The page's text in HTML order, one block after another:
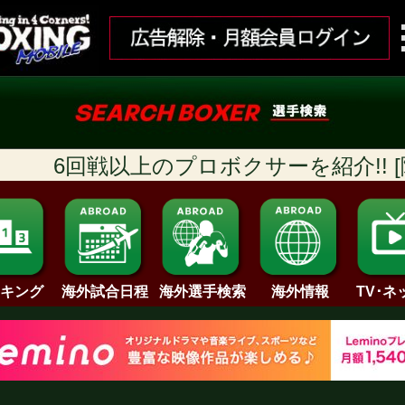
6回戦以上のプロボクサーを紹介!! [随時
ング 海外試合日程 海外選手検索 海外情報 TV･ネ